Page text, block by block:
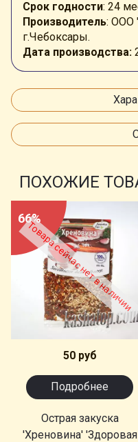
Срок годности: 24
Производитель: ООО
г.Чебоксары.
Дата производства:
ПОХОЖИЕ
66%
Товара сейчас нет в наличии
50 руб
Подробнее
Острая закуска
'Хреновина' 'Здоровая